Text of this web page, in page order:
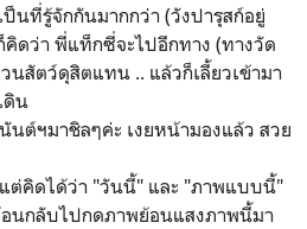
ป็นที่รู้จักกันมากกว่า (วังปารุสก์อยู่
คิดว่า พี่แท็กซี่จะไปอีกทาง (ทางวัด
นสัตว์ดุสิตแทน .. แล้วก็เลี้ยวเข้ามา
ดิน
ต์ฯมาชิลๆค่ะ เงยหน้ามองแล้ว สวย
ต่คิดได้ว่า "วันนี้" และ "ภาพแบบนี้"
นกลับไปกดภาพย้อนแสงภาพนี้มา